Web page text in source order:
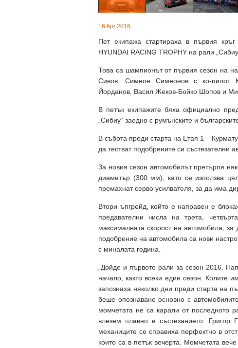
16 Apr 2016
Пет екипажа стартираха в първия
HYUNDAI RACING TROPHY на рали
Това са шампионът от първия сезон на
Сивов, Симеон Симеонов с ко-пилот
Йорданов, Васил Жеков-Бойко Шопов и
В петък екипажите бяха официално
„Сибиу“ заедно с румънските и
В събота преди старта на Етап 1 –
да тестват подобрените си състезателни
За новия сезон автомобилът претърпя
диаметър (300 мм), като се използва
премахнат серво усилвателя, за да има
Втори ъпгрейд, който е направен е
предавателни числа на трета,
максималната скорост на автомобила,
подобрение на автомобила са нови
с миналата година.
„Дойде и първото рали за сезон 2016.
начало, както всеки един сезон. Колите
запознаха няколко дни преди старта на
беше опознаване основно с
момчетата не са карали от последното
влезем плавно в състезанието.
механиците се справиха перфектно в
които са в петък вечерта. Момчетата